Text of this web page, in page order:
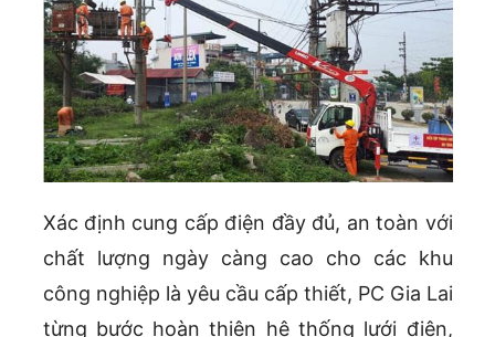
Xác định cung cấp điện đầy đủ, an toàn với
chất lượng ngày càng cao cho các khu
công nghiệp là yêu cầu cấp thiết, PC Gia Lai
từng bước hoàn thiện hệ thống lưới điện,